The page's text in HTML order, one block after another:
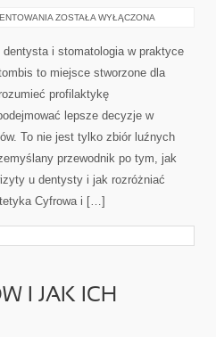
CIEKAWOSTKI
ZOSTAŁA WYŁĄCZONA
i stomatologia w praktyce
to miejsce stworzone dla
profilaktykę
lepsze decyzje w
To nie jest tylko zbiór luźnych
przewodnik po tym, jak
u dentysty i jak rozróżniać
Cyfrowa i […]
I JAK ICH